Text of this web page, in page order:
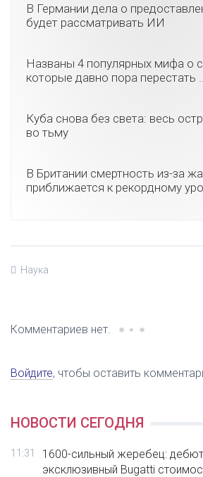
В Германии дела о
будет рассматривать ИИ
Названы 4 популярных мифа о
которые давно пора перестать ...
Куба снова без света: весь
во тьму
В Британии смертность из-за
приближается к рекордному
Наука
Комментариев нет.
Войдите, чтобы оставить
НОВОСТИ СЕГОДНЯ
11:31
1600-сильный жеребец:
эксклюзивный Bugatti